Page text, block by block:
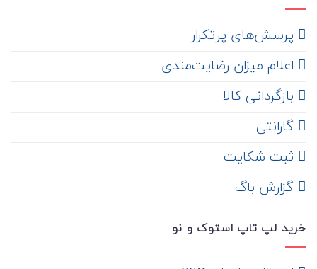
‌ پرسش‌های پرتکرار
اعلام میزان رضایت‌مندی
‌ بازگردانی کالا
گارانتی
ثبت شکایت
‌ گزارش باگ
خرید لپ تاپ استوک و نو